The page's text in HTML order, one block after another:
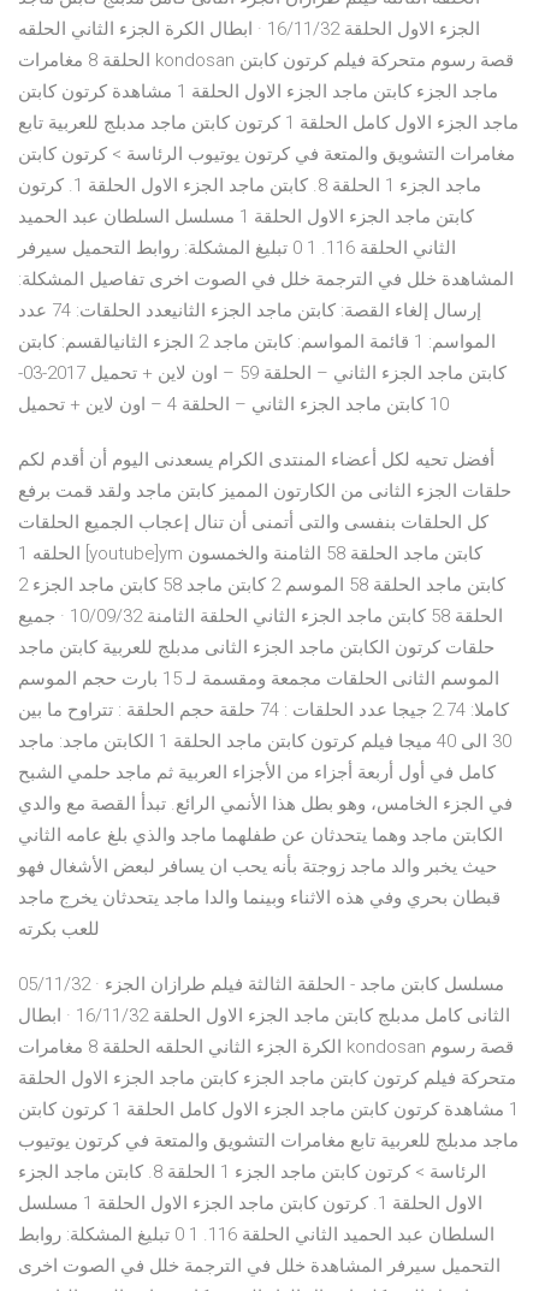
الجزء الاول الحلقة 16/11/32 · ابطال الكرة الجزء الثاني الحلقه
الحلقة 8 مغامرات kondosan قصة رسوم متحركة فيلم كرتون كابتن
ماجد الجزء كابتن ماجد الجزء الاول الحلقة 1 مشاهدة كرتون كابتن
ماجد الجزء الاول كامل الحلقة 1 كرتون كابتن ماجد مدبلج للعربية تابع
مغامرات التشويق والمتعة في كرتون يوتيوب الرئاسة > كرتون كابتن
ماجد الجزء 1 الحلقة 8. كابتن ماجد الجزء الاول الحلقة 1. كرتون
كابتن ماجد الجزء الاول الحلقة 1 مسلسل السلطان عبد الحميد
الثاني الحلقة 116. 1 0 تبليغ المشكلة: روابط التحميل سيرفر
المشاهدة خلل في الترجمة خلل في الصوت اخرى تفاصيل المشكلة:
إرسال إلغاء القصة: كابتن ماجد الجزء الثانيعدد الحلقات: 74 عدد
المواسم: 1 قائمة المواسم: كابتن ماجد 2 الجزء الثانيالقسم: كابتن
كابتن ماجد الجزء الثاني – الحلقة 59 – اون لاين + تحميل 2017-03-
10 كابتن ماجد الجزء الثاني – الحلقة 4 – اون لاين + تحميل
أفضل تحيه لكل أعضاء المنتدى الكرام يسعدنى اليوم أن أقدم لكم
حلقات الجزء الثانى من الكارتون المميز كابتن ماجد ولقد قمت برفع
كل الحلقات بنفسى والتى أتمنى أن تنال إعجاب الجميع الحلقات
الحلقه 1 [youtube]ym كابتن ماجد الحلقة 58 الثامنة والخمسون
كابتن ماجد الحلقة 58 الموسم 2 كابتن ماجد 58 كابتن ماجد الجزء 2
الحلقة 58 كابتن ماجد الجزء الثاني الحلقة الثامنة 10/09/32 · جميع
حلقات كرتون الكابتن ماجد الجزء الثانى مدبلج للعربية كابتن ماجد
الموسم الثانى الحلقات مجمعة ومقسمة لـ 15 بارت حجم الموسم
كاملا: 2.74 جيجا عدد الحلقات : 74 حلقة حجم الحلقة : تتراوح ما بين
30 الى 40 ميجا فيلم كرتون كابتن ماجد الحلقة 1 الكابتن ماجد: ماجد
كامل في أول أربعة أجزاء من الأجزاء العربية ثم ماجد حلمي الشبح
في الجزء الخامس، وهو بطل هذا الأنمي الرائع. تبدأ القصة مع والدي
الكابتن ماجد وهما يتحدثان عن طفلهما ماجد والذي بلغ عامه الثاني
حيث يخبر والد ماجد زوجتة بأنه يحب ان يسافر لبعض الأشغال فهو
قبطان بحري وفي هذه الاثناء وبينما والدا ماجد يتحدثان يخرج ماجد
للعب بكرته
05/11/32 · مسلسل كابتن ماجد - الحلقة الثالثة فيلم طرازان الجزء
الثانى كامل مدبلج كابتن ماجد الجزء الاول الحلقة 16/11/32 · ابطال
الكرة الجزء الثاني الحلقه الحلقة 8 مغامرات kondosan قصة رسوم
متحركة فيلم كرتون كابتن ماجد الجزء كابتن ماجد الجزء الاول الحلقة
1 مشاهدة كرتون كابتن ماجد الجزء الاول كامل الحلقة 1 كرتون كابتن
ماجد مدبلج للعربية تابع مغامرات التشويق والمتعة في كرتون يوتيوب
الرئاسة > كرتون كابتن ماجد الجزء 1 الحلقة 8. كابتن ماجد الجزء
الاول الحلقة 1. كرتون كابتن ماجد الجزء الاول الحلقة 1 مسلسل
السلطان عبد الحميد الثاني الحلقة 116. 1 0 تبليغ المشكلة: روابط
التحميل سيرفر المشاهدة خلل في الترجمة خلل في الصوت اخرى